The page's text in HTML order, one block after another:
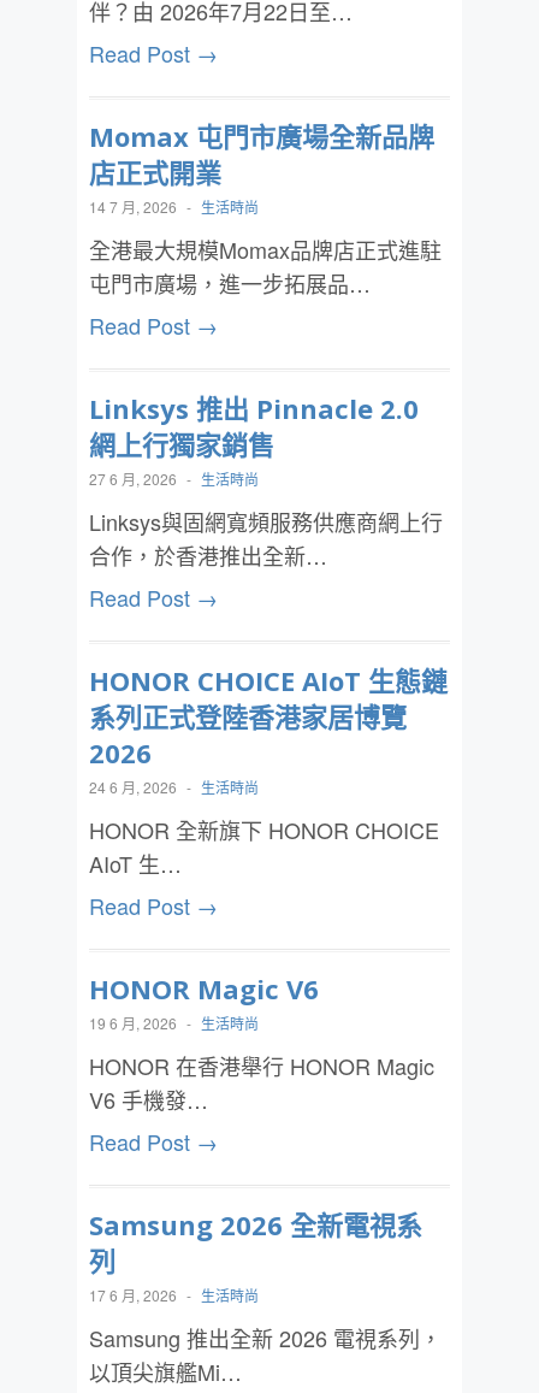
伴？由 2026年7月22日至…
Read Post →
Momax 屯門市廣場全新品牌
店正式開業
14 7 月, 2026 - 生活時尚
全港最大規模Momax品牌店正式進駐
屯門市廣場，進一步拓展品…
Read Post →
Linksys 推出 Pinnacle 2.0
網上行獨家銷售
27 6 月, 2026 - 生活時尚
Linksys與固網寬頻服務供應商網上行
合作，於香港推出全新…
Read Post →
HONOR CHOICE AIoT 生態鏈
系列正式登陸香港家居博覽
2026
24 6 月, 2026 - 生活時尚
HONOR 全新旗下 HONOR CHOICE
AIoT 生…
Read Post →
HONOR Magic V6
19 6 月, 2026 - 生活時尚
HONOR 在香港舉行 HONOR Magic
V6 手機發…
Read Post →
Samsung 2026 全新電視系
列
17 6 月, 2026 - 生活時尚
Samsung 推出全新 2026 電視系列，
以頂尖旗艦Mi…